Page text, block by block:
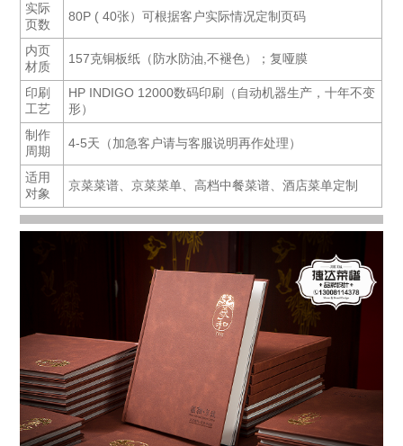
实际
页数
80P ( 40张）可根据客户实际情况定制页码
内页
材质
157克铜板纸（防水防油,不褪色）；复哑膜
印刷
工艺
HP INDIGO 12000数码印刷（自动机器生产，十年不变
形）
制作
周期
4-5天（加急客户请与客服说明再作处理）
适用
对象
京菜菜谱、京菜菜单、高档中餐菜谱、酒店菜单定制